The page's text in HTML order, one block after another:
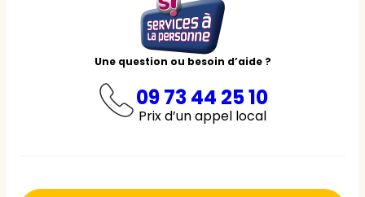
Une question ou besoin d’aide ?
09 73 44 25 10
Prix d’un appel local